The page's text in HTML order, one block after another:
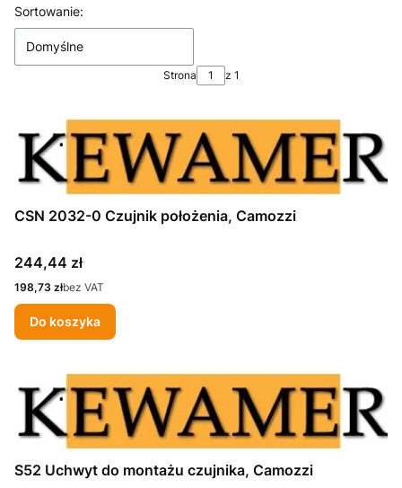
Lista produktów
Sortowanie:
Domyślne
Strona z 1
CSN 2032-0 Czujnik położenia, Camozzi
Cena
244,44 zł
Cena
198,73 złbez VAT
Do koszyka
S52 Uchwyt do montażu czujnika, Camozzi